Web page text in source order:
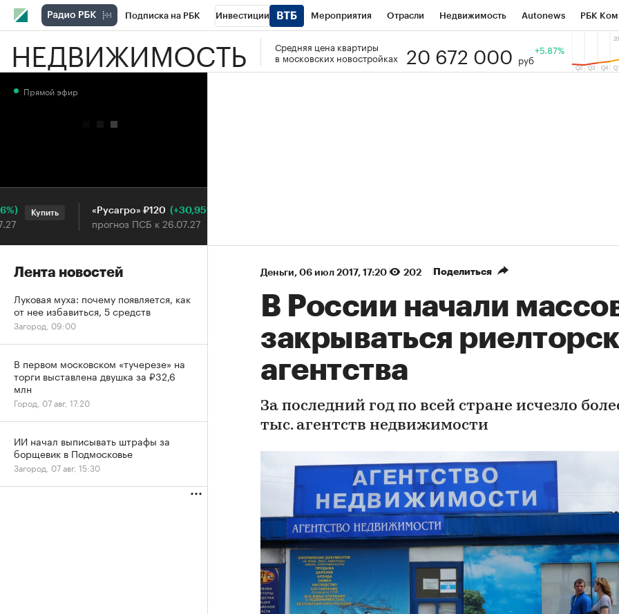
Подписка на РБК Инвестиции Мероприятия Отрасли Недвижимость Autonews РБК
РБК Вино Спорт Школа управления РБК РБК Образование Тренды
НЕДВИЖИМОСТЬ
Средняя цена квартиры
в московских новостройках
20 672 000 руб
+5.87%
Деньги⁠, 06 июл 2017, 17:20 202 Поделиться
В России начали
закрываться
агентства
За последний год по всей стране исчезло
тыс. агентств недвижимости
Прямой эфир
Купить «Русагро» ₽120 (+30,95%)
прогноз ПСБ к 26.07.27
Лента новостей
Луковая муха: почему появляется, как
от нее избавиться, 5 средств
Загород, 09:00
В первом московском «тучерезе» на
торги выставлена двушка за ₽32,6
млн
Город, 07 авг, 17:20
ИИ начал выписывать штрафы за
борщевик в Подмосковье
Загород, 07 авг, 15:30